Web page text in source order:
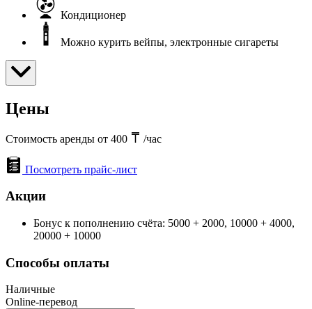
Кондиционер
Можно курить вейпы, электронные сигареты
Цены
Стоимость аренды от 400 /час
Посмотреть прайс-лист
Акции
Бонус к пополнению счёта: 5000 + 2000, 10000 + 4000,
20000 + 10000
Способы оплаты
Наличные
Online-перевод